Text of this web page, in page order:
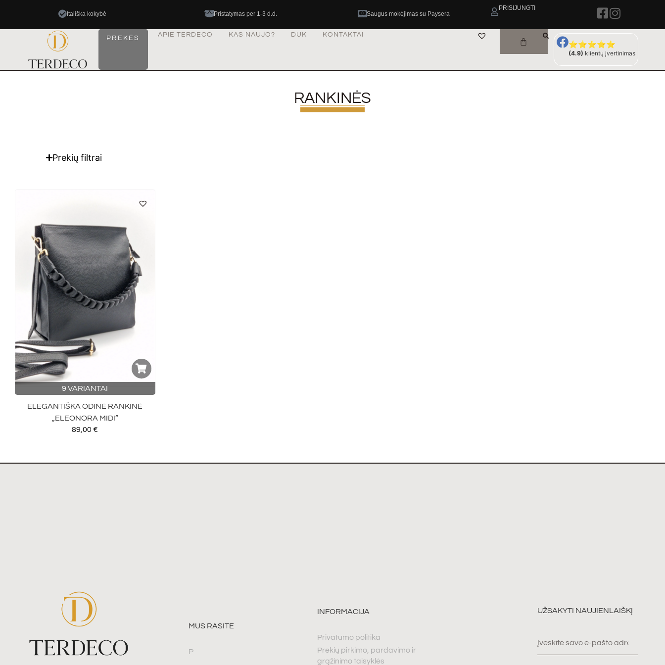
Itališka kokybė Pristatymas per 1-3 d.d. Saugus mokėjimas su Paysera
PRISIJUNGTI
PREKĖS APIE TERDECO KAS NAUJO? DUK KONTAKTAI
⭐⭐⭐⭐⭐
(4.9) klientų įvertinimas
RANKINĖS
Prekių filtrai
9 VARIANTAI
ELEGANTIŠKA ODINĖ RANKINĖ
„ELEONORA MIDI“
89,00€
MUS RASITE
P
INFORMACIJA
Privatumo politika
Prekių pirkimo, pardavimo ir
grąžinimo taisyklės
UŽSAKYTI NAUJIENLAIŠKĮ